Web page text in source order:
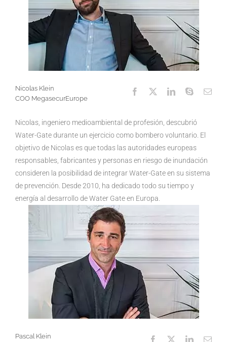
Nicolas Klein
COO MegasecurEurope
Nicolas, ingeniero medioambiental de profesión, descubrió
Water-Gate durante un ejercicio como bombero voluntario. El
objetivo de Nicolas es que todas las autoridades europeas
responsables, fabricantes y personas en riesgo de inundación
consideren la posibilidad de integrar Water-Gate en su sistema
de prevención. Desde 2010, ha dedicado todo su tiempo y
energía al desarrollo de Water Gate en Europa.
Pascal Klein